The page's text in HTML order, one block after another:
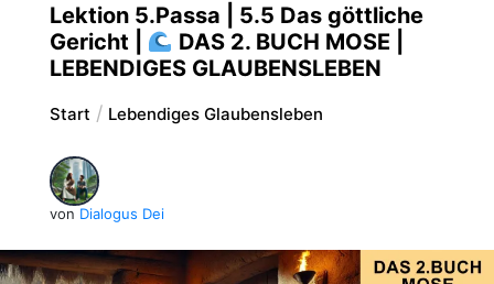
Lektion 5.Passa | 5.5 Das göttliche
Gericht |
DAS 2. BUCH MOSE |
LEBENDIGES GLAUBENSLEBEN
Start Lebendiges Glaubensleben
von Dialogus Dei